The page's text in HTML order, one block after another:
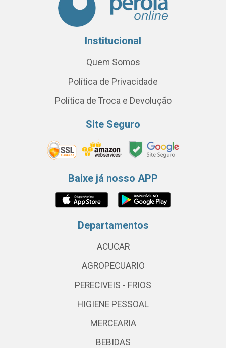
Institucional
Quem Somos
Política de Privacidade
Política de Troca e Devolução
Site Seguro
Baixe já nosso APP
Departamentos
ACUCAR
AGROPECUARIO
PERECIVEIS - FRIOS
HIGIENE PESSOAL
MERCEARIA
BEBIDAS